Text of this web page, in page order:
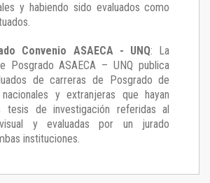
y habiendo sido evaluados como
Convenio ASAECA - UNQ: La
Posgrado ASAECA – UNQ publica
de carreras de Posgrado de
nacionales y extranjeras que hayan
tesis de investigación referidas al
y evaluadas por un jurado
instituciones.